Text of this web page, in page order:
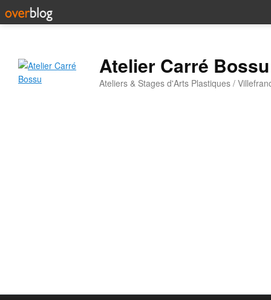
Atelier Carré Bossu
Ateliers & Stages d'Arts Plastiques /